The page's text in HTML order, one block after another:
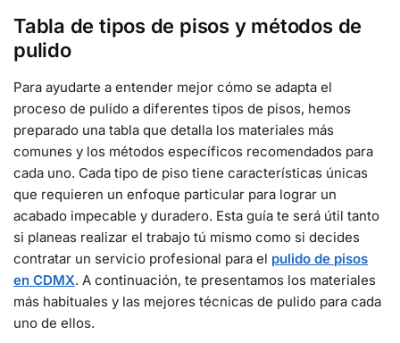
Tabla de tipos de pisos y métodos de
pulido
Para ayudarte a entender mejor cómo se adapta el
proceso de pulido a diferentes tipos de pisos, hemos
preparado una tabla que detalla los materiales más
comunes y los métodos específicos recomendados para
cada uno. Cada tipo de piso tiene características únicas
que requieren un enfoque particular para lograr un
acabado impecable y duradero. Esta guía te será útil tanto
si planeas realizar el trabajo tú mismo como si decides
contratar un servicio profesional para el pulido de pisos
en CDMX. A continuación, te presentamos los materiales
más habituales y las mejores técnicas de pulido para cada
uno de ellos.